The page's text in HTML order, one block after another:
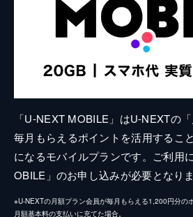
「U-NEXT MOBILE」はU-NEXTの
毎月もらえるポイントを活用するこ
になるモバイルプランです。ご利用
OBILE」のお申し込みが必要となりま
※U-NEXTの月額プラン会員が毎月もらえる1,200円分の
月額基本料の支払いに充てた場合。